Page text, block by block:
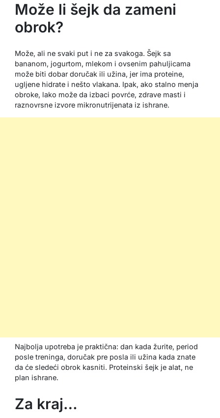
Može li šejk da zameni
obrok?
Može, ali ne svaki put i ne za svakoga. Šejk sa
bananom, jogurtom, mlekom i ovsenim pahuljicama
može biti dobar doručak ili užina, jer ima proteine,
ugljene hidrate i nešto vlakana. Ipak, ako stalno menja
obroke, lako može da izbaci povrće, zdrave masti i
raznovrsne izvore mikronutrijenata iz ishrane.
Najbolja upotreba je praktična: dan kada žurite, period
posle treninga, doručak pre posla ili užina kada znate
da će sledeći obrok kasniti. Proteinski šejk je alat, ne
plan ishrane.
Za kraj…